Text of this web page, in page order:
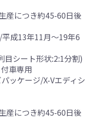
につき約45-60日後
平成13年11月～19年6
シート形状:2:1分割)
車専用
ッケージ/X-Vエディシ
につき約45-60日後